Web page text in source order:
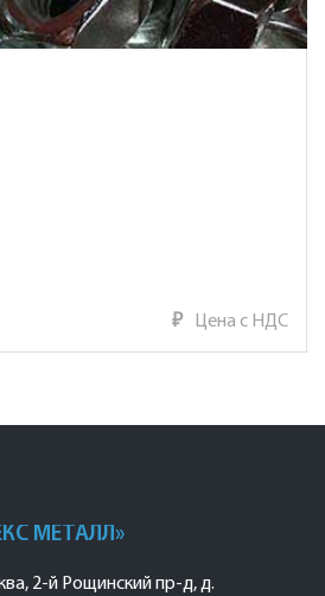
₽ Цена с НДС
МЕТАЛЛ»
, 2-й Рощинский пр-д, д.